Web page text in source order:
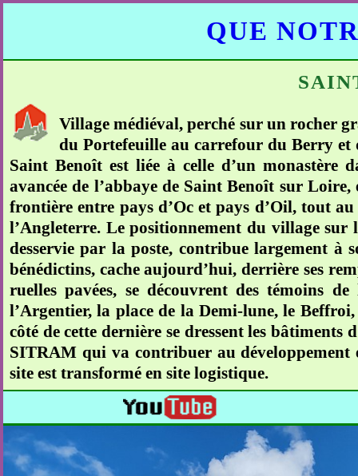
QUE
Village médiéval, perché sur un rocher
du Portefeuille au carrefour du Berry et
Saint Benoît est liée à celle d’un monastère
avancée de l’abbaye de Saint Benoît sur
frontière entre pays d’Oc et pays d’Oil, tout
l’Angleterre. Le positionnement du village
desservie par la poste, contribue largement à
bénédictins, cache aujourd’hui, derrière ses
ruelles pavées, se découvrent des témoins
l’Argentier, la place de la Demi-lune, le Beffroi,
côté de cette dernière se dressent les
SITRAM qui va contribuer au développement
site est transformé en site logistique.